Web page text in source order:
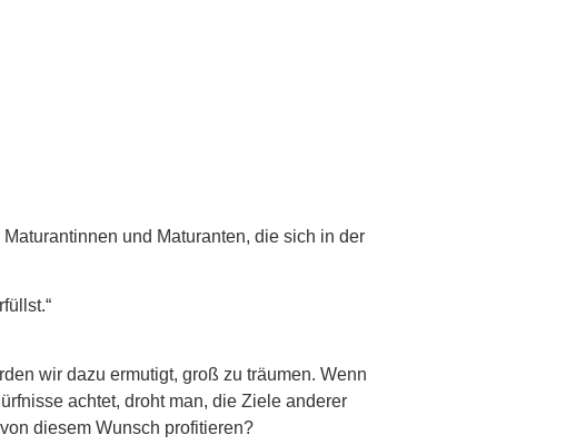
und Maturanten, die sich in der
wir dazu ermutigt, groß zu träumen. Wenn
achtet, droht man, die Ziele anderer
diesem Wunsch profitieren?